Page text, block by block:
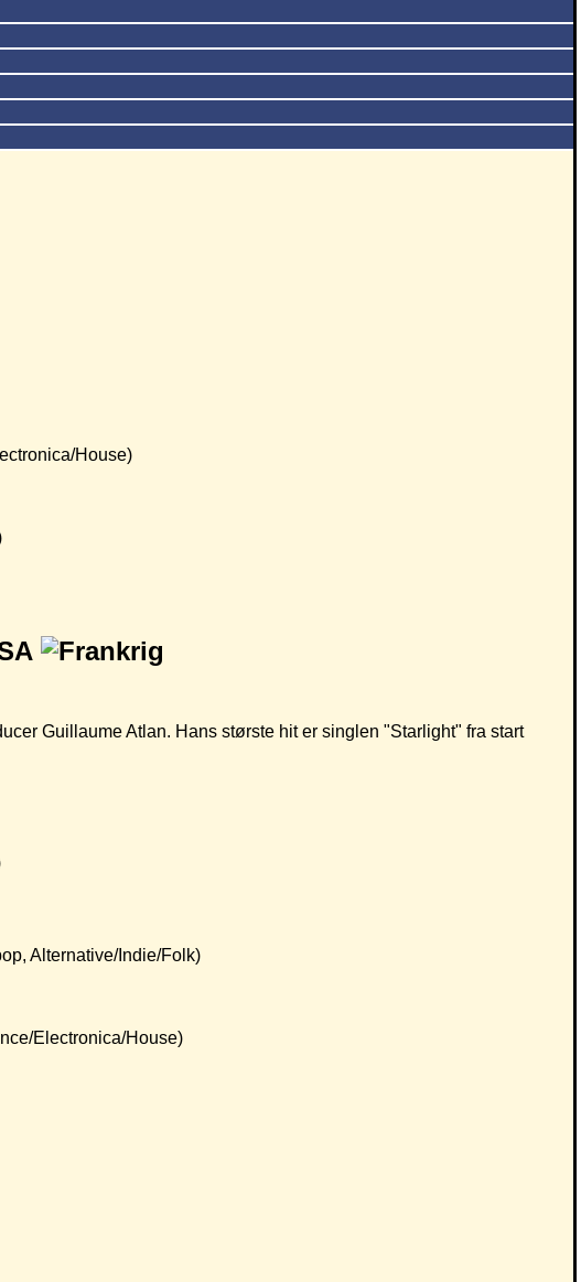
House)
Guillaume Atlan. Hans største hit er singlen "Starlight" fra start
Alternative/Indie/Folk)
Electronica/House)